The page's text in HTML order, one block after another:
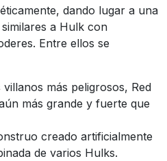
dando lugar a una
a Hulk con
Entre ellos se
más peligrosos, Red
más grande y fuerte que
creado artificialmente
de varios Hulks.